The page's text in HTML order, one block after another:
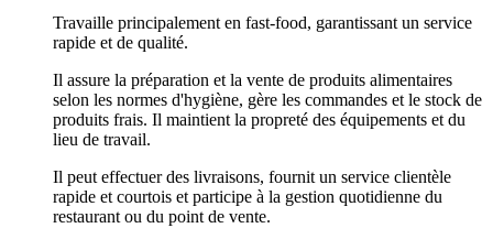
Travaille principalement en fast-food, garantissant un service
rapide et de qualité.
Il assure la préparation et la vente de produits alimentaires
selon les normes d'hygiène, gère les commandes et le stock de
produits frais. Il maintient la propreté des équipements et du
lieu de travail.
Il peut effectuer des livraisons, fournit un service clientèle
rapide et courtois et participe à la gestion quotidienne du
restaurant ou du point de vente.